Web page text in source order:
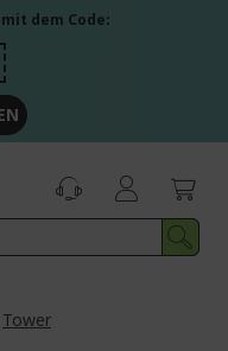
dem Code:
Tower